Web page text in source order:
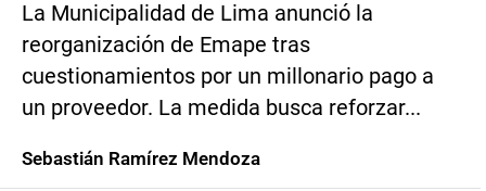
La Municipalidad de Lima anunció la
reorganización de Emape tras
cuestionamientos por un millonario pago a
un proveedor. La medida busca reforzar...
Sebastián Ramírez Mendoza